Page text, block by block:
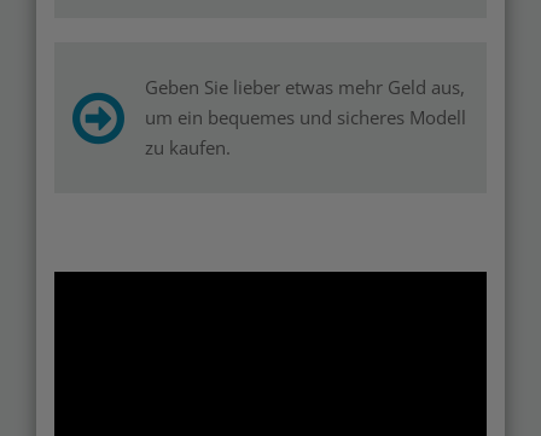
Geben Sie lieber etwas mehr Geld aus,
um ein bequemes und sicheres Modell
zu kaufen.